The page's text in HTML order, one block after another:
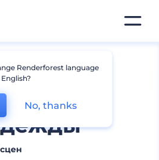
сцен
Renderforest language
No, thanks